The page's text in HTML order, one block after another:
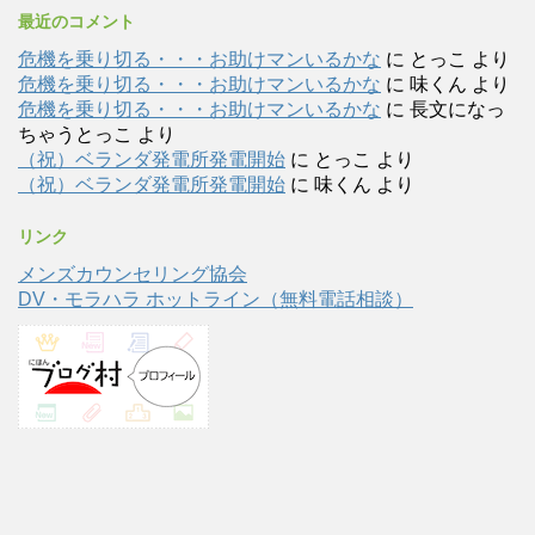
最近のコメント
危機を乗り切る・・・お助けマンいるかな に とっこ より
危機を乗り切る・・・お助けマンいるかな に 味くん より
危機を乗り切る・・・お助けマンいるかな に 長文になっ
ちゃうとっこ より
（祝）ベランダ発電所発電開始 に とっこ より
（祝）ベランダ発電所発電開始 に 味くん より
リンク
メンズカウンセリング協会
DV・モラハラ ホットライン（無料電話相談）